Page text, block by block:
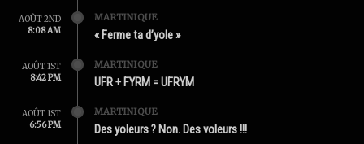
AOÛT 2ND
8:08 AM
MARTINIQUE
« Ferme ta d’yole »
AOÛT 1ST
8:42 PM
MARTINIQUE
UFR + FYRM = UFRYM
AOÛT 1ST
6:56 PM
MARTINIQUE
Des yoleurs ? Non. Des voleurs !!!